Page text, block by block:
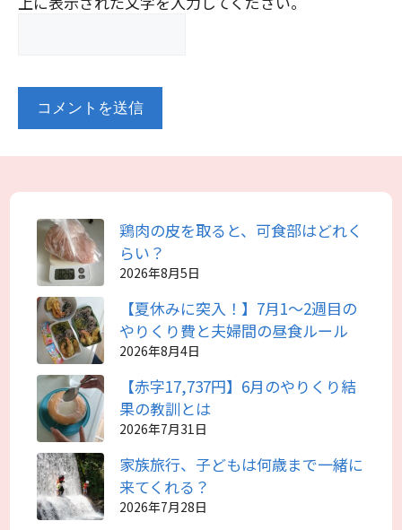
鶏肉の皮を取ると、可食部はどれく
らい？
2026年8月5日
【夏休みに突入！】7月1～2週目の
やりくり費と夫婦間の昼食ルール
2026年8月4日
【赤字17,737円】6月のやりくり結
果の教訓とは
2026年7月31日
家族旅行、子どもは何歳まで一緒に
来てくれる？
2026年7月28日